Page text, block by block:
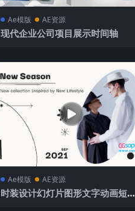
Ae模版 AE资源
现代企业公司项目展示时间轴
Ae模版 AE资源
时装设计幻灯片图形文字动画短视